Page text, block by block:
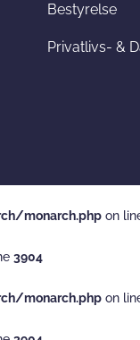
Bestyrelse
Privatlivs- &
monarch.php on
3904
monarch.php on